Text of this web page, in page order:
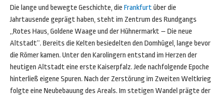
Die lange und bewegte Geschichte, die Frankfurtüber die
Jahrtausende geprägt haben, steht im Zentrum des Rundgangs
„Rotes Haus, Goldene Waage und der Hühnermarkt – Die neue
Altstadt“. Bereits die Kelten besiedelten den Domhügel, lange bevor
die Römer kamen. Unter den Karolingern entstand im Herzen der
heutigen Altstadt eine erste Kaiserpfalz. Jede nachfolgende Epoche
hinterließ eigene Spuren. Nach der Zerstörung im Zweiten Weltkrieg
folgte eine Neubebauung des Areals. Im stetigen Wandel prägte der